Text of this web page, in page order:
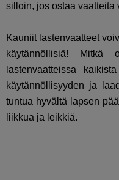
silloin, jos ostaa vaatteita
Kauniit lastenvaatteet
käytännöllisiä! Mitkä
lastenvaatteissa
käytännöllisyyden ja
tuntua hyvältä lapsen
liikkua ja leikkiä.